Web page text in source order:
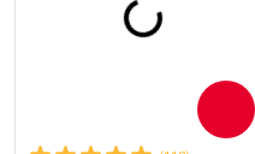
Comprar